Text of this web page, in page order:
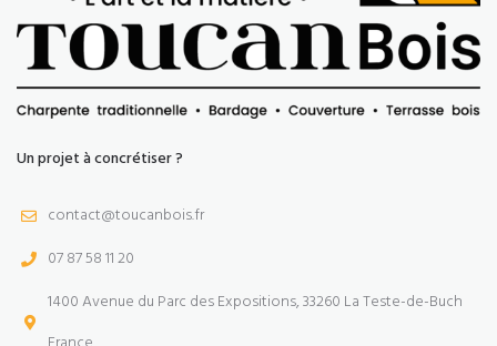
Un projet à concrétiser ?
contact@toucanbois.fr
07 87 58 11 20
1400 Avenue du Parc des Expositions, 33260 La Teste-de-Buch